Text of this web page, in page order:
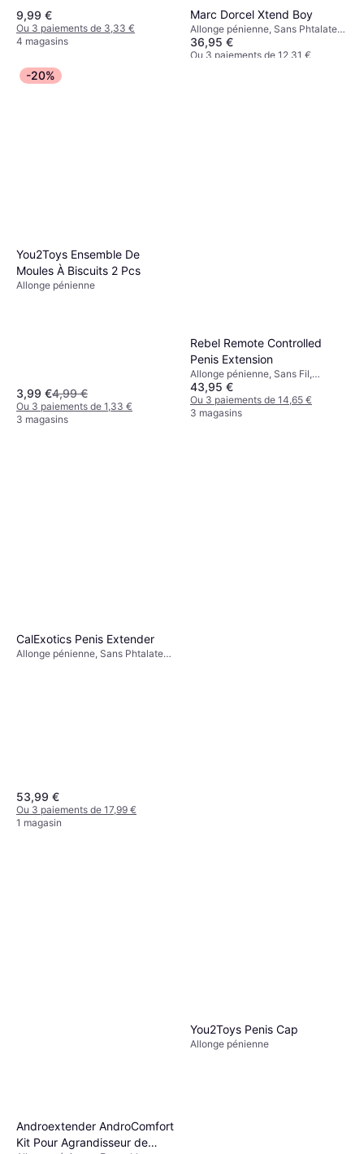
9,99 €
Ou 3 paiements de 3,33 €
4 magasins
Marc Dorcel Xtend Boy
Allonge pénienne, Sans Phtalates,
Étanche
36,95 €
Ou 3 paiements de 12,31 €
-20%
You2Toys Ensemble De
Moules À Biscuits 2 Pcs
Allonge pénienne
3,99 €4,99 €
Ou 3 paiements de 1,33 €
3 magasins
Rebel Remote Controlled
Penis Extension
Allonge pénienne, Sans Fil,
Vibrant, Télécommandé
43,95 €
Ou 3 paiements de 14,65 €
3 magasins
CalExotics Penis Extender
Allonge pénienne, Sans Phtalates,
53,99 €
Ou 3 paiements de 17,99 €
1 magasin
Androextender AndroComfort
Kit Pour Agrandisseur de
You2Toys Penis Cap
Allonge pénienne